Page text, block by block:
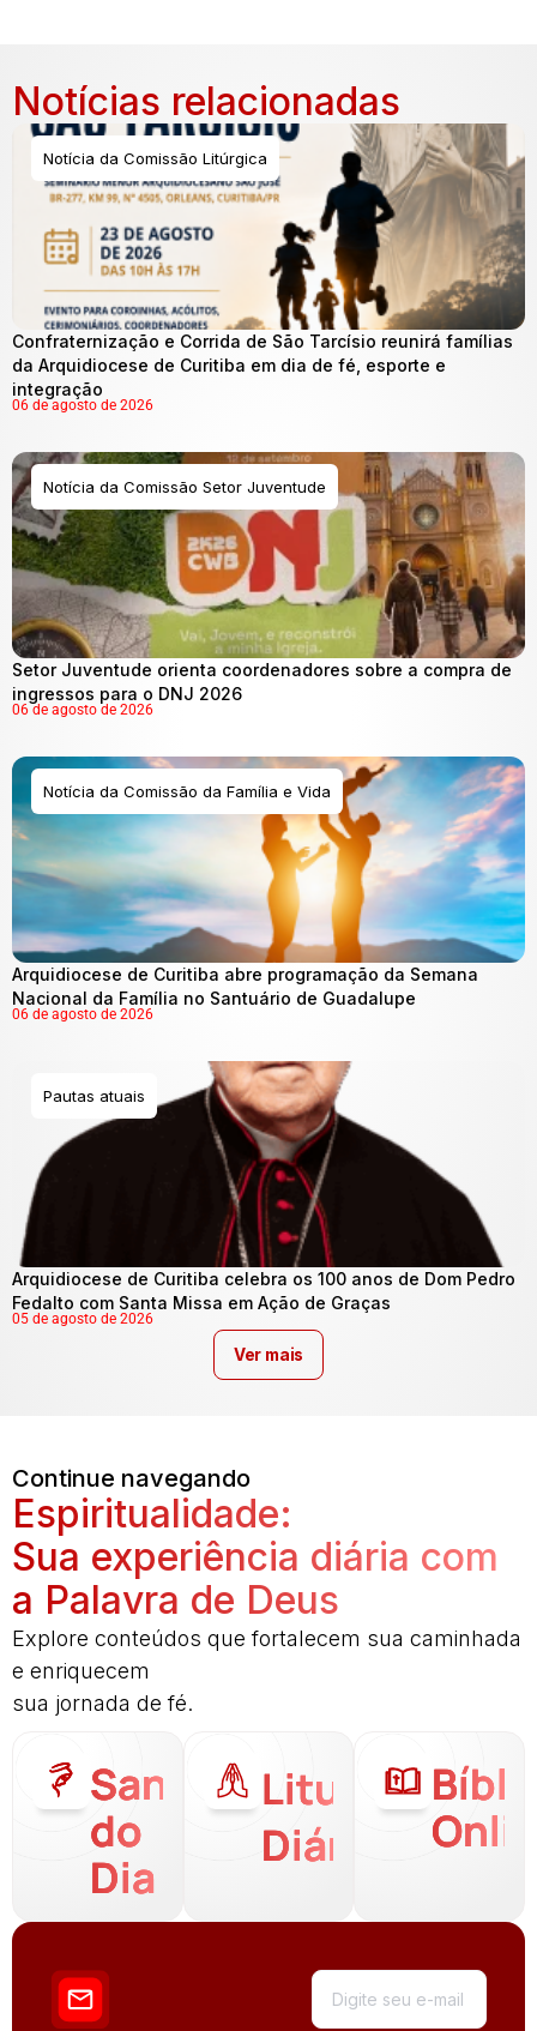
Notícias relacionadas
Notícia da Comissão Litúrgica
Confraternização e Corrida de São Tarcísio reunirá famílias
da Arquidiocese de Curitiba em dia de fé, esporte e
integração
06 de agosto de 2026
Notícia da Comissão Setor Juventude
Setor Juventude orienta coordenadores sobre a compra de
ingressos para o DNJ 2026
06 de agosto de 2026
Notícia da Comissão da Família e Vida
Arquidiocese de Curitiba abre programação da Semana
Nacional da Família no Santuário de Guadalupe
06 de agosto de 2026
Pautas atuais
Arquidiocese de Curitiba celebra os 100 anos de Dom Pedro
Fedalto com Santa Missa em Ação de Graças
05 de agosto de 2026
Ver mais
Continue navegando
Espiritualidade:
Sua experiência diária com
a Palavra de Deus
Explore conteúdos que fortalecem sua caminhada
e enriquecem
sua jornada de fé.
Santo
do
Dia
Liturgia
Diária